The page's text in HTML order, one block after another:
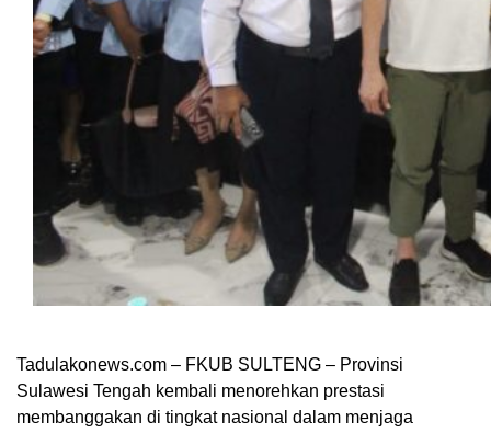
Tadulakonews.com – FKUB SULTENG – Provinsi
Sulawesi Tengah kembali menorehkan prestasi
membanggakan di tingkat nasional dalam menjaga